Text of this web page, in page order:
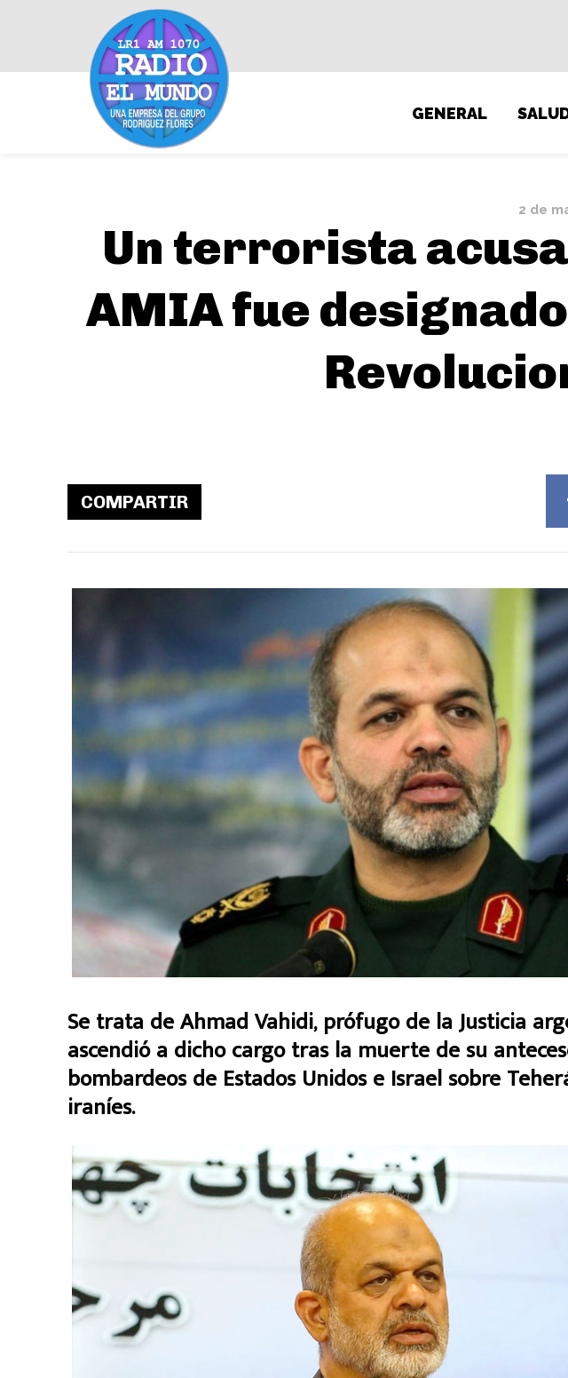
GENERAL
2 de
Un terrorista
AMIA fue
COMPARTIR
Se trata de Ahmad Vahidi, prófugo de la Justicia
ascendió a dicho cargo tras la muerte de su
bombardeos de Estados Unidos e Israel sobre
iraníes.